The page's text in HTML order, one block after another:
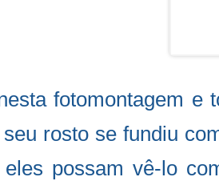
fotomontagem
rosto se fundiu
possam vê-lo